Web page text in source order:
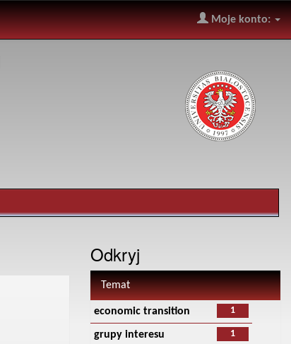
Moje konto:
Odkryj
Temat
1
economic transition
1
grupy interesu